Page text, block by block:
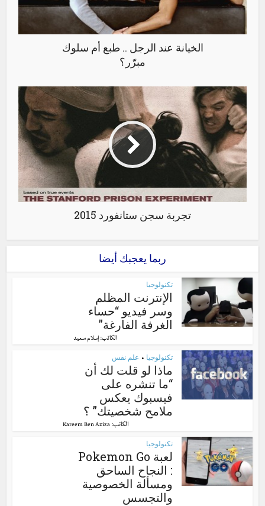
الخيانة عند الرجل .. طبع أم سلوك
مبرّر؟
تجربة سجن ستانفورد 2015
ربما يعجبك أيضا
تكنولوجيا
الإنترنت المظلم
وسر فيديو “حساء
الغرفة الفارغة”
الكاتب: إسلام سعيد
تكنولوجيا • علم نفس
ماذا لو قلت لك أن
“ما تنشره على
فيسبوك يعكس
ملامح شخصيتك” ؟
الكاتب:Kareem Ben Aziza
تكنولوجيا
لعبة Pokemon Go
: النجاح الساحق
ومسألة الخصوصية
والتجسس